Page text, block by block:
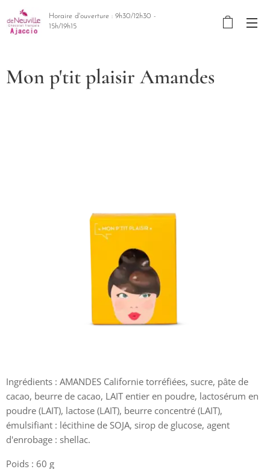
Horaire d'ouverture : 9h30/12h30 -
15h/19h15
Mon p'tit plaisir Amandes
Ingrédients : AMANDES Californie torréfiées, sucre, pâte de
cacao, beurre de cacao, LAIT entier en poudre, lactosérum en
poudre (LAIT), lactose (LAIT), beurre concentré (LAIT),
émulsifiant : lécithine de SOJA, sirop de glucose, agent
d'enrobage : shellac.
Poids : 60 g